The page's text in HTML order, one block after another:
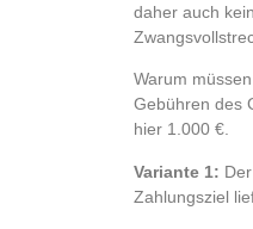
daher auch
Warum
Gebühren des
hier 1.000 €.
Variante 1:
Zahlungsziel